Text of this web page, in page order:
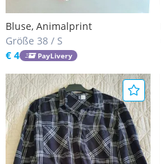
Bluse, Animalprint
Größe 38 / S
€ 4
PayLivery